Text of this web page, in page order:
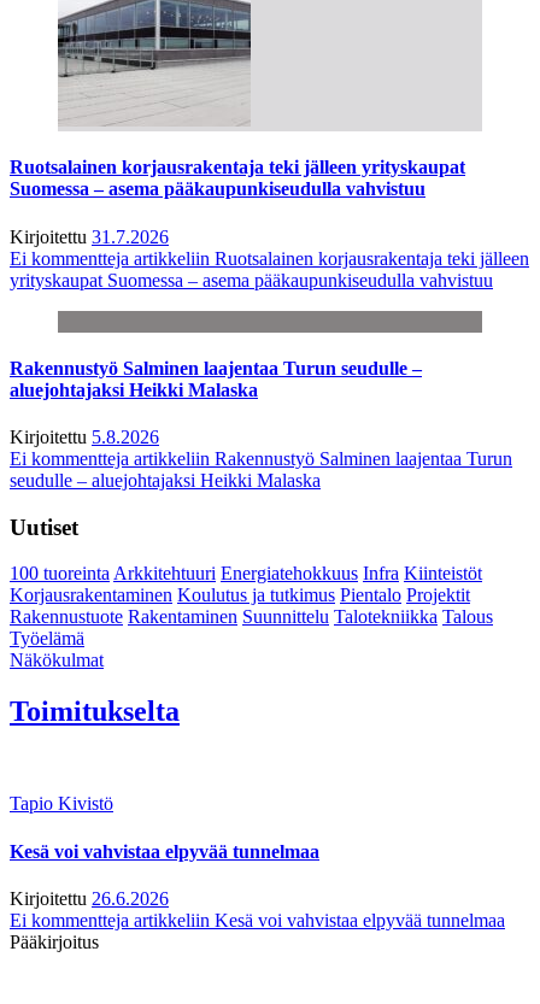
Ruotsalainen korjausrakentaja teki jälleen yrityskaupat
Suomessa – asema pääkaupunkiseudulla vahvistuu
Kirjoitettu 31.7.2026
Ei kommentteja artikkeliin Ruotsalainen korjausrakentaja teki jälleen
yrityskaupat Suomessa – asema pääkaupunkiseudulla vahvistuu
Rakennustyö Salminen laajentaa Turun seudulle –
aluejohtajaksi Heikki Malaska
Kirjoitettu 5.8.2026
Ei kommentteja artikkeliin Rakennustyö Salminen laajentaa Turun
seudulle – aluejohtajaksi Heikki Malaska
Uutiset
100 tuoreintaArkkitehtuuri Energiatehokkuus Infra Kiinteistöt
Korjausrakentaminen Koulutus ja tutkimus Pientalo Projektit
Rakennustuote Rakentaminen Suunnittelu Talotekniikka Talous
Työelämä
Näkökulmat
Toimitukselta
Tapio Kivistö
Kesä voi vahvistaa elpyvää tunnelmaa
Kirjoitettu 26.6.2026
Ei kommentteja artikkeliin Kesä voi vahvistaa elpyvää tunnelmaa
Pääkirjoitus